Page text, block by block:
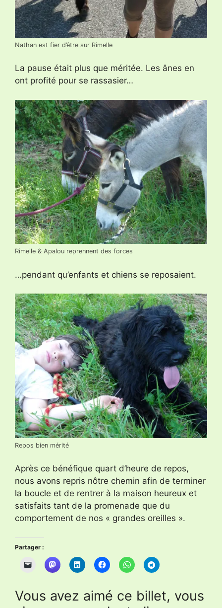
Nathan est fier d’être sur Rimelle
La pause était plus que méritée. Les ânes en
ont profité pour se rassasier…
Rimelle & Apalou reprennent des forces
…pendant qu’enfants et chiens se reposaient.
Repos bien mérité
Après ce bénéfique quart d’heure de repos,
nous avons repris nôtre chemin afin de terminer
la boucle et de rentrer à la maison heureux et
satisfaits tant de la promenade que du
comportement de nos « grandes oreilles ».
Partager :
Vous avez aimé ce billet, vous